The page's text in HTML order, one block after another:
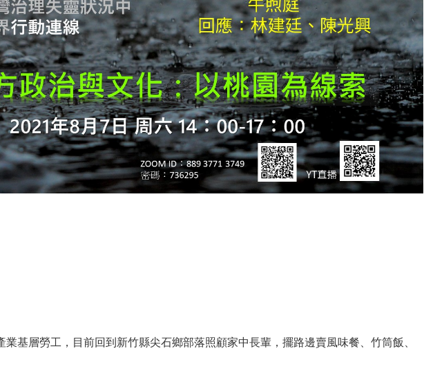
基層勞工，目前回到新竹縣尖石鄉部落照顧家中長輩，擺路邊賣風味餐、竹筒飯、